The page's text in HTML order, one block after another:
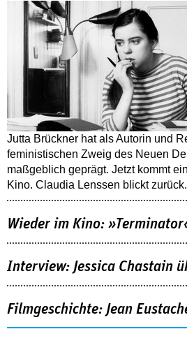
Jutta Brückner hat als Autorin und
feministischen Zweig des Neuen
maßgeblich geprägt. Jetzt kommt
Kino. Claudia Lenssen blickt zurück.
Wieder im Kino:
Interview: Jessica Chastain
Filmgeschichte: Jean